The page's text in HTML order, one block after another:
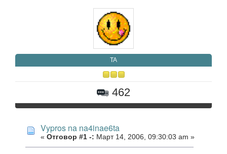
TA
462
Vypros na na4inae6ta
« Отговор #1 -: Март 14, 2006, 09:30:03 am »